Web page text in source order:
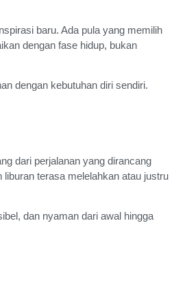
baru. Ada pula yang memilih
dengan fase hidup, bukan
dengan kebutuhan diri sendiri.
dari perjalanan yang dirancang
terasa melelahkan atau justru
dan nyaman dari awal hingga